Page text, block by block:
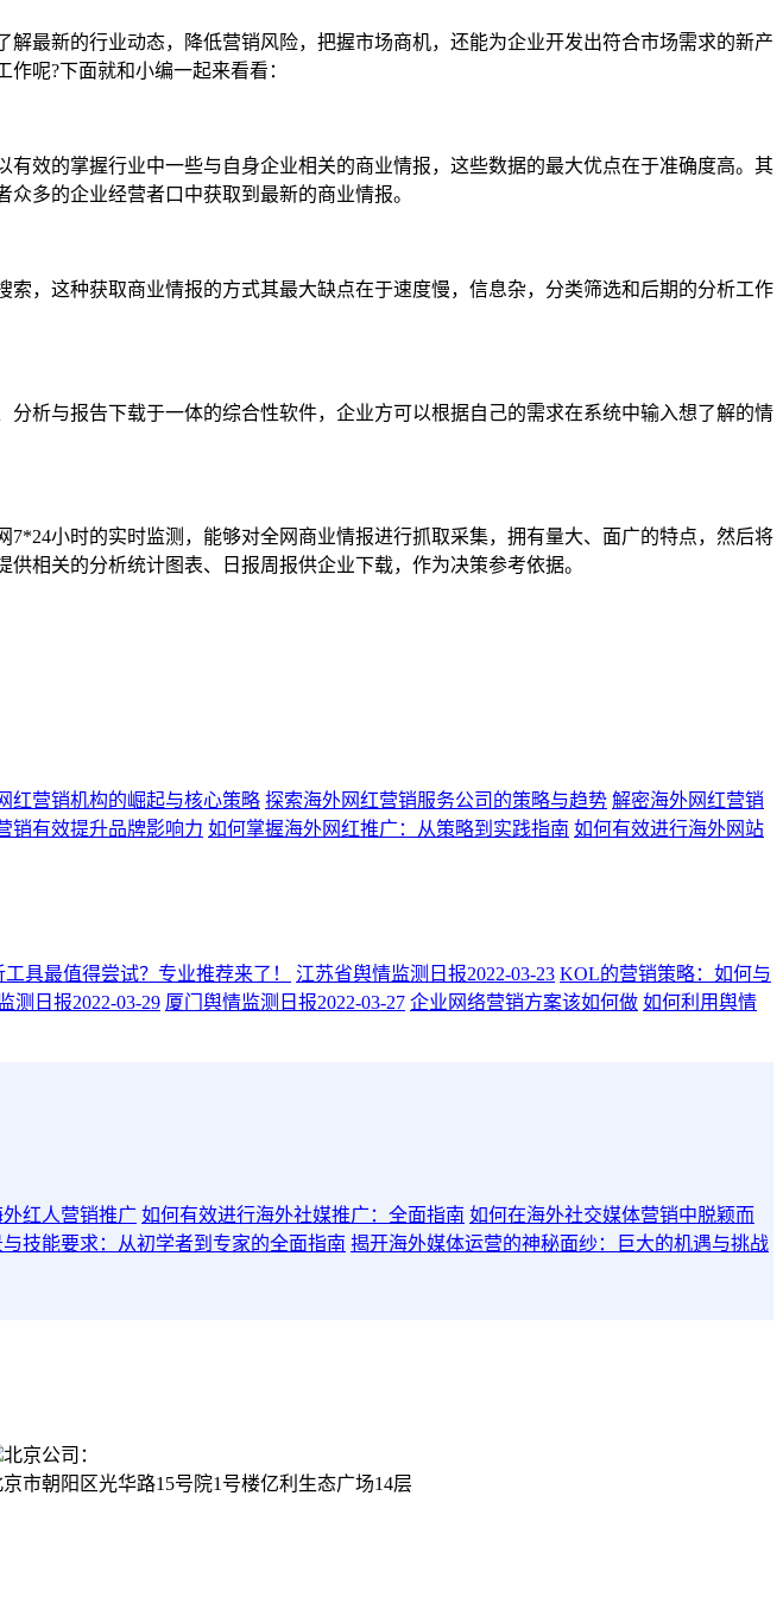
最新的行业动态，降低营销风险，把握市场商机，还能为企业开发出符合市场需求的新产
呢?下面就和小编一起来看看：
效的掌握行业中一些与自身企业相关的商业情报，这些数据的最大优点在于准确度高。其
多的企业经营者口中获取到最新的商业情报。
，这种获取商业情报的方式其最大缺点在于速度慢，信息杂，分类筛选和后期的分析工作
析与报告下载于一体的综合性软件，企业方可以根据自己的需求在系统中输入想了解的情
7*24小时的实时监测，能够对全网商业情报进行抓取采集，拥有量大、面广的特点，然后将
相关的分析统计图表、日报周报供企业下载，作为决策参考依据。
红营销机构的崛起与核心策略 探索海外网红营销服务公司的策略与趋势 解密海外网红营销
销有效提升品牌影响力 如何掌握海外网红推广：从策略到实践指南 如何有效进行海外网站
具最值得尝试？专业推荐来了！ 江苏省舆情监测日报2022-03-23 KOL的营销策略：如何与
测日报2022-03-29 厦门舆情监测日报2022-03-27 企业网络营销方案该如何做 如何利用舆情
红人营销推广 如何有效进行海外社媒推广：全面指南 如何在海外社交媒体营销中脱颖而
技能要求：从初学者到专家的全面指南 揭开海外媒体运营的神秘面纱：巨大的机遇与挑战
北京公司：
市朝阳区光华路15号院1号楼亿利生态广场14层